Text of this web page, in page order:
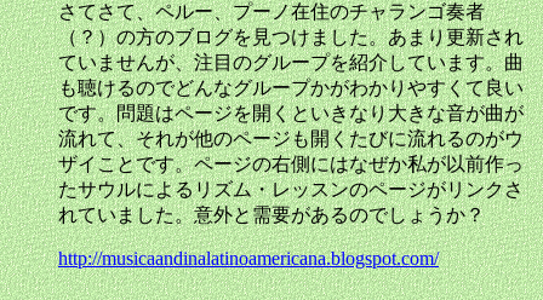
さてさて、ペルー、プーノ在住のチャランゴ奏者
（？）の方のブログを見つけました。あまり更新され
ていませんが、注目のグループを紹介しています。曲
も聴けるのでどんなグループかがわかりやすくて良い
です。問題はページを開くといきなり大きな音が曲が
流れて、それが他のページも開くたびに流れるのがウ
ザイことです。ページの右側にはなぜか私が以前作っ
たサウルによるリズム・レッスンのページがリンクさ
れていました。意外と需要があるのでしょうか？
http://musicaandinalatinoamericana.blogspot.com/